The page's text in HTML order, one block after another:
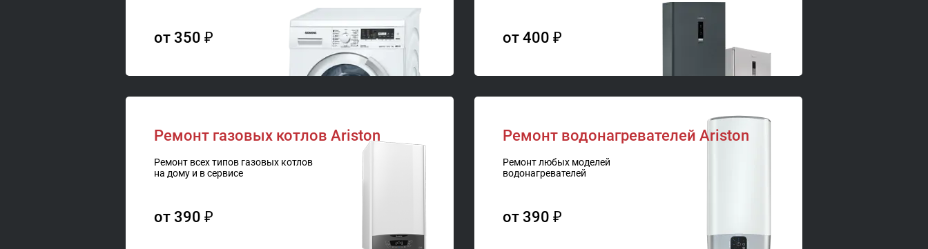
от 350 ₽ от 400 ₽
Ремонт газовых котлов Ariston
Ремонт всех типов газовых котлов
на дому и в сервисе
от 390 ₽
Ремонт водонагревателей Ariston
Ремонт любых моделей
водонагревателей
от 390 ₽